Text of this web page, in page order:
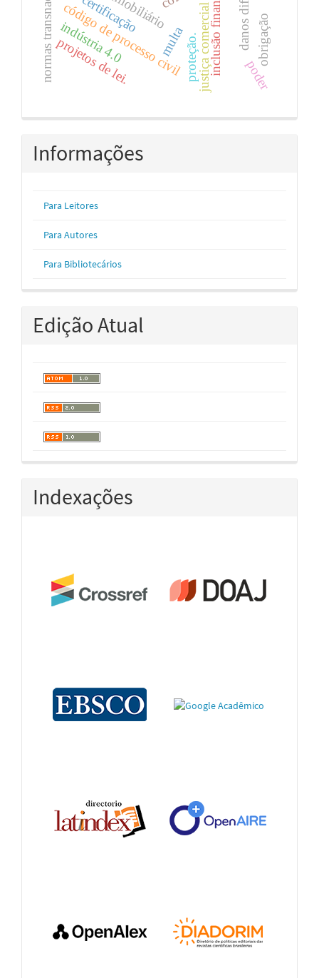
justiça comercial
certificação
código de processo civil
multa inclusão financeira
proteção.
indústria 4.0
projetos de lei. poder
obrigação
Informações
Para Leitores
Para Autores
Para Bibliotecários
Edição Atual
Indexações